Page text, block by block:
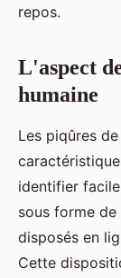
repos.
L'aspect
humaine
Les piqûres
identifier
sous forme de
disposés en
Cette